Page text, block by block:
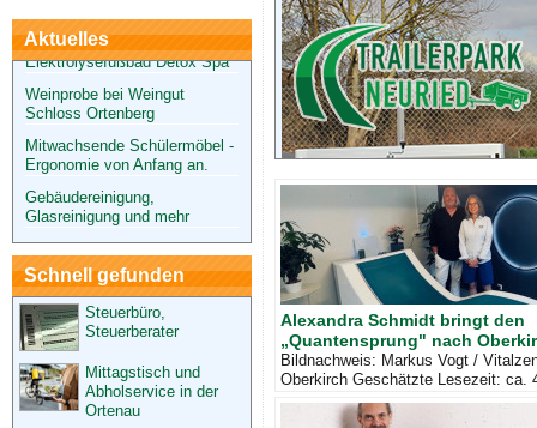
Aktuelles
Weinprobe bei Weingut
Schloss Ortenberg
Mitwachsende Schülermöbel -
Ergonomie von Anfang an.
Gebäudereinigung,
Glasreinigung und mehr
Der erfolgreiche Weg zu deiner
Wunschfigur
Das energetisierende
Elektrolysefußbad Detox Spa
Schnell gefunden
Steuerbüro,
Steuerberater
Mittagstisch und
Abholservice in der
Ortenau
Alexandra Schmidt bringt den
„Quantensprung" nach
Bildnachweis: Markus Vogt /
Oberkirch Geschätzte Lesezeit: ca.
Minuten. Von Andreas Peter Geng
schon mal das Gef&